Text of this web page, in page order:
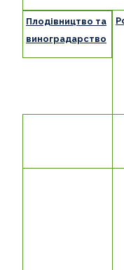
Плодівництво та
виноградарство